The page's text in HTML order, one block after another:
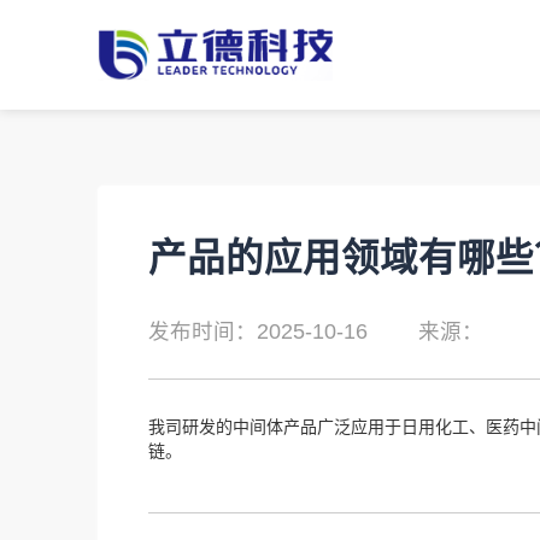
产品的应用领域有哪
发布时间：2025-10-16 来源：
我司研发的中间体产品广泛应用于日用化工、医药
链。